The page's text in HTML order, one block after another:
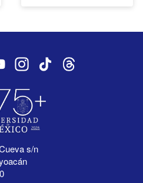
s/n